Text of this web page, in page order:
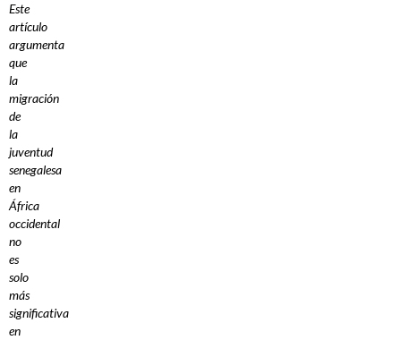
Este
artículo
argumenta
que
la
migración
de
la
juventud
senegalesa
en
África
occidental
no
es
solo
más
significativa
en